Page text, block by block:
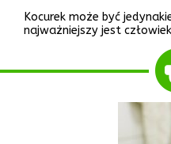
Kocurek może być
najważniejszy jest człowiek